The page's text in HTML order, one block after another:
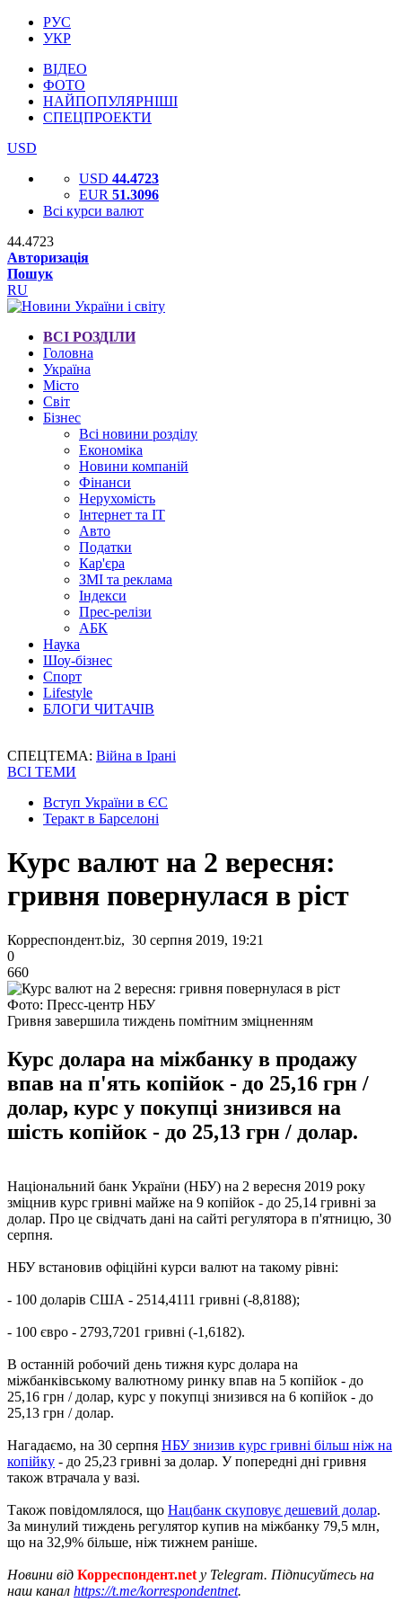
РУС
УКР
ВІДЕО
ФОТО
НАЙПОПУЛЯРНІШІ
СПЕЦПРОЕКТИ
USD
USD 44.4723
EUR 51.3096
Всі курси валют
44.4723
Авторизація
Пошук
RU
ВСІ РОЗДІЛИ
Головна
Україна
Місто
Світ
Бізнес
Всі новини розділу
Економіка
Новини компаній
Фінанси
Нерухомість
Інтернет та IT
Авто
Податки
Кар'єра
ЗМІ та реклама
Індекси
Прес-релізи
АБК
Наука
Шоу-бізнес
Спорт
Lifestyle
БЛОГИ ЧИТАЧІВ
СПЕЦТЕМА: Війна в Ірані
ВСІ ТЕМИ
Вступ України в ЄС
Теракт в Барселоні
Курс валют на 2 вересня:
гривня повернулася в ріст
Корреспондент.biz, 30 серпня 2019, 19:21
0
660
Фото: Пресс-центр НБУ
Гривня завершила тиждень помітним зміцненням
Курс долара на міжбанку в продажу
впав на п'ять копійок - до 25,16 грн /
долар, курс у покупці знизився на
шість копійок - до 25,13 грн / долар.
Національний банк України (НБУ) на 2 вересня 2019 року
зміцнив курс гривні майже на 9 копійок - до 25,14 гривні за
долар. Про це свідчать дані на сайті регулятора в п'ятницю, 30
серпня.
НБУ встановив офіційні курси валют на такому рівні:
- 100 доларів США - 2514,4111 гривні (-8,8188);
- 100 євро - 2793,7201 гривні (-1,6182).
В останній робочий день тижня курс долара на
міжбанківському валютному ринку впав на 5 копійок - до
25,16 грн / долар, курс у покупці знизився на 6 копійок - до
25,13 грн / долар.
Нагадаємо, на 30 серпня НБУ знизив курс гривні більш ніж на
копійку - до 25,23 гривні за долар. У попередні дні гривня
також втрачала у вазі.
Також повідомлялося, що Нацбанк скуповує дешевий долар.
За минулий тиждень регулятор купив на міжбанку 79,5 млн,
що на 32,9% більше, ніж тижнем раніше.
Новини від Корреспондент.net у Telegram. Підписуйтесь на
наш канал https://t.me/korrespondentnet.